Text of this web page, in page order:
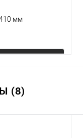
мм
К сравнению
(8)